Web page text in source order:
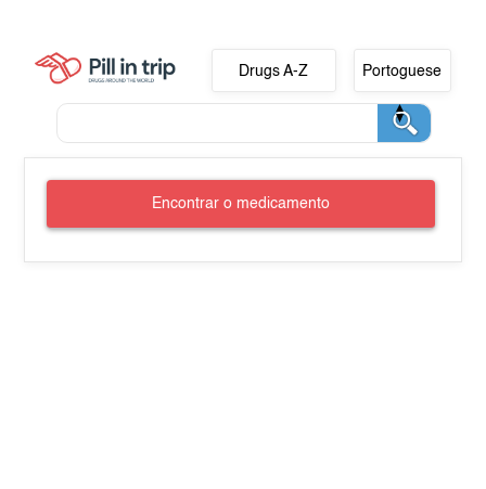
Drugs A-Z Portoguese
Encontrar o medicamento